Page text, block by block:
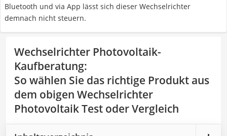
Bluetooth und via App lässt sich dieser Wechselrichter
demnach nicht steuern.
Wechselrichter Photovoltaik-
Kaufberatung:
So wählen Sie das richtige Produkt aus
dem obigen Wechselrichter
Photovoltaik Test oder Vergleich